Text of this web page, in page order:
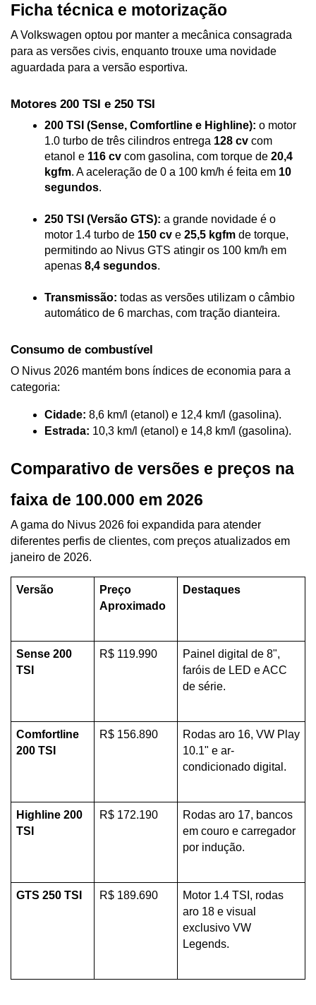
Ficha técnica e motorização
A Volkswagen optou por manter a mecânica consagrada
para as versões civis, enquanto trouxe uma novidade
aguardada para a versão esportiva.
Motores 200 TSI e 250 TSI
200 TSI (Sense, Comfortline e Highline): o motor
1.0 turbo de três cilindros entrega 128 cv com
etanol e 116 cv com gasolina, com torque de 20,4
kgfm. A aceleração de 0 a 100 km/h é feita em 10
segundos.
250 TSI (Versão GTS): a grande novidade é o
motor 1.4 turbo de 150 cv e 25,5 kgfm de torque,
permitindo ao Nivus GTS atingir os 100 km/h em
apenas 8,4 segundos.
Transmissão: todas as versões utilizam o câmbio
automático de 6 marchas, com tração dianteira.
Consumo de combustível
O Nivus 2026 mantém bons índices de economia para a
categoria:
Cidade: 8,6 km/l (etanol) e 12,4 km/l (gasolina).
Estrada: 10,3 km/l (etanol) e 14,8 km/l (gasolina).
Comparativo de versões e preços na
faixa de 100.000 em 2026
A gama do Nivus 2026 foi expandida para atender
diferentes perfis de clientes, com preços atualizados em
janeiro de 2026.
Versão
Preço
Aproximado
Destaques
Sense 200
TSI
R$ 119.990
Painel digital de 8",
faróis de LED e ACC
de série.
Comfortline
200 TSI
R$ 156.890
Rodas aro 16, VW Play
10.1" e ar-
condicionado digital.
Highline 200
TSI
R$ 172.190
Rodas aro 17, bancos
em couro e carregador
por indução.
GTS 250 TSI R$ 189.690
Motor 1.4 TSI, rodas
aro 18 e visual
exclusivo VW
Legends.